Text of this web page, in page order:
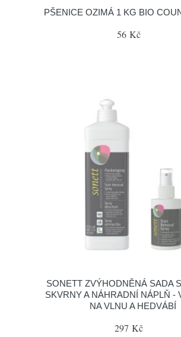
PŠENICE OZIMÁ 1 KG BIO
56 Kč
SONETT ZVÝHODNĚNÁ SADA
SKVRNY A NÁHRADNÍ NÁPLŇ -
NA VLNU A HEDVÁBÍ
297 Kč